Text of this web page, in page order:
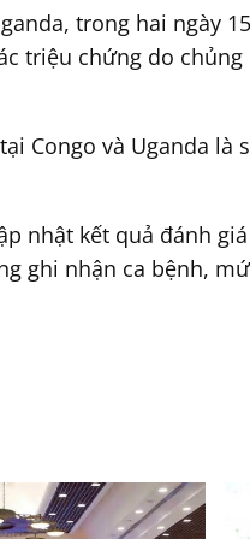
trong hai ngày
triệu chứng do
Congo và Uganda là
nhật kết quả đánh
ghi nhận ca bệnh,